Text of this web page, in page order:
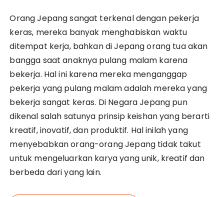
Orang Jepang sangat terkenal dengan pekerja
keras, mereka banyak menghabiskan waktu
ditempat kerja, bahkan di Jepang orang tua akan
bangga saat anaknya pulang malam karena
bekerja. Hal ini karena mereka menganggap
pekerja yang pulang malam adalah mereka yang
bekerja sangat keras. Di Negara Jepang pun
dikenal salah satunya prinsip keishan yang berarti
kreatif, inovatif, dan produktif. Hal inilah yang
menyebabkan orang-orang Jepang tidak takut
untuk mengeluarkan karya yang unik, kreatif dan
berbeda dari yang lain.